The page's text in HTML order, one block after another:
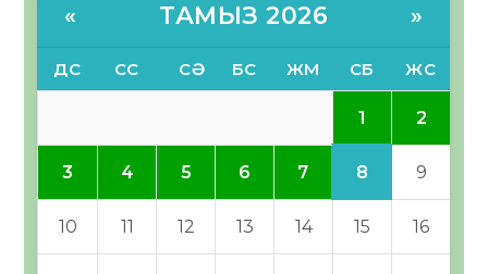
« ТАМЫЗ 2026 »
ДС СС СӘ БС ЖМ СБ ЖС
1 2
3 4 5 6 7 8 9
10 11 12 13 14 15 16